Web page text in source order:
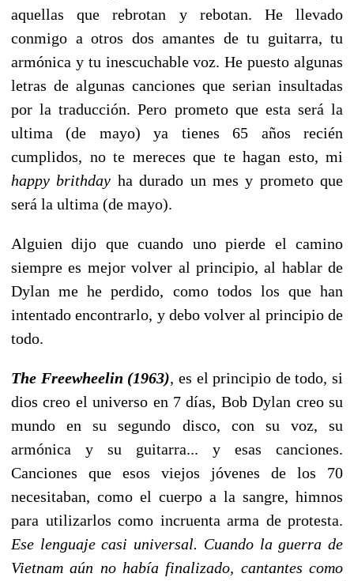
aquellas que rebrotan y rebotan. He llevado
conmigo a otros dos amantes de tu guitarra, tu
armónica y tu inescuchable voz. He puesto algunas
letras de algunas canciones que serian insultadas
por la traducción. Pero prometo que esta será la
ultima (de mayo) ya tienes 65 años recién
cumplidos, no te mereces que te hagan esto, mi
happy brithday  ha durado un mes y prometo que
será la ultima (de mayo).
Alguien dijo que cuando uno pierde el camino
siempre es mejor volver al principio, al hablar de
Dylan me he perdido, como todos los que han
intentado encontrarlo, y debo volver al principio de
todo.
The Freewheelin (1963), es el principio de todo, si
dios creo el universo en 7 días, Bob Dylan creo su
mundo en su segundo disco, con su voz, su
armónica y su guitarra... y esas canciones.
Canciones que esos viejos jóvenes de los 70
necesitaban, como el cuerpo a la sangre, himnos
para utilizarlos como incruenta arma de protesta.
Ese lenguaje casi universal. Cuando la guerra de
Vietnam aún no había finalizado, cantantes como